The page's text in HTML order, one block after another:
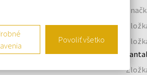
Povoliť všetko